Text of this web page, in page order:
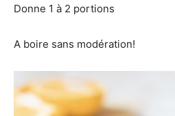
Donne 1 à 2 portions
A boire sans modération!